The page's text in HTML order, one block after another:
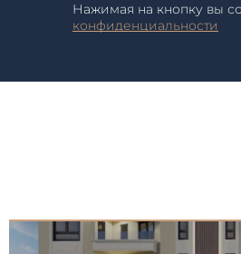
Нажимая на кнопку вы
конфиденциальности